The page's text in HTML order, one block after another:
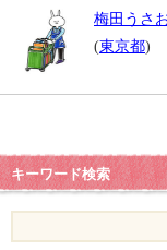
梅田うさ
(東京都)
キーワード検索